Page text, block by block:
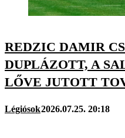
REDZIC DAMIR
DUPLÁZOTT, A
LŐVE JUTOTT
Légiósok2026.07.25. 20:18